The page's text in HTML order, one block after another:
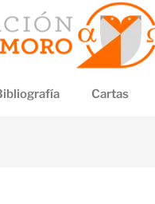
Cartas